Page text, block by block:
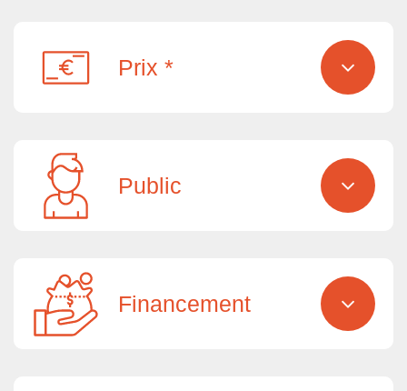
Prix *
Public
Financement